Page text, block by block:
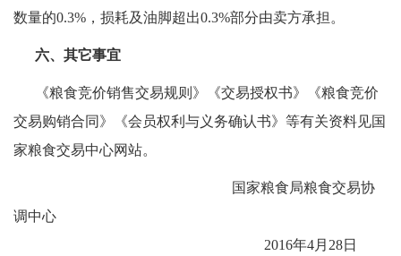
数量的0.3%，损耗及油脚超出0.3%部分由卖方承担。
六、其它事宜
《粮食竞价销售交易规则》《交易授权书》《粮食竞价
交易购销合同》《会员权利与义务确认书》等有关资料见国
家粮食交易中心网站。
国家粮食局粮食交易协
调中心
2016年4月28日